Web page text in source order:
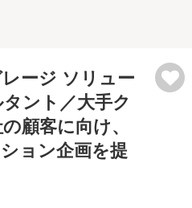
ージ ソリュー
ント／大手ク
顧客に向け、
ョン企画を提